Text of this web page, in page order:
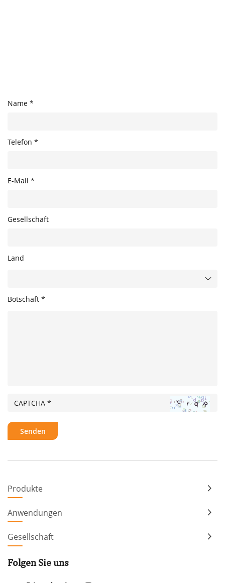
Name *
Telefon *
E-Mail *
Gesellschaft
Land
Botschaft *
Folgen Sie uns
Produkte
Anwendungen
Gesellschaft